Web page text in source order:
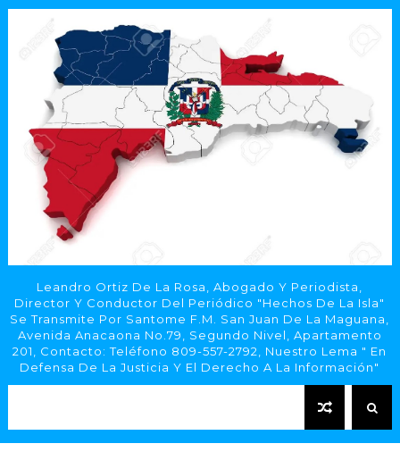
Leandro Ortiz De La Rosa, Abogado Y Periodista,
Director Y Conductor Del Periódico "Hechos De La Isla"
Se Transmite Por Santome F.M. San Juan De La Maguana,
Avenida Anacaona No.79, Segundo Nivel, Apartamento
201, Contacto: Teléfono 809-557-2792, Nuestro Lema " En
Defensa De La Justicia Y El Derecho A La Información"